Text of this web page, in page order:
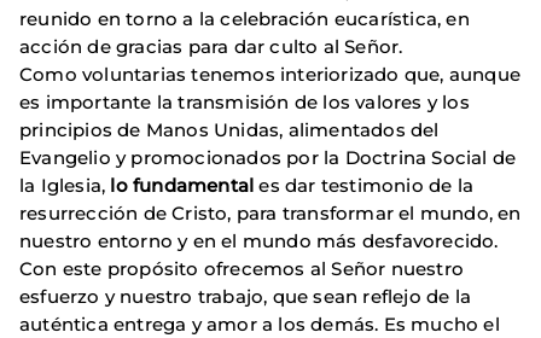
reunido en torno a la celebración eucarística, en
acción de gracias para dar culto al Señor.
Como voluntarias tenemos interiorizado que, aunque
es importante la transmisión de los valores y los
principios de Manos Unidas, alimentados del
Evangelio y promocionados por la Doctrina Social de
la Iglesia, lo fundamental es dar testimonio de la
resurrección de Cristo, para transformar el mundo, en
nuestro entorno y en el mundo más desfavorecido.
Con este propósito ofrecemos al Señor nuestro
esfuerzo y nuestro trabajo, que sean reflejo de la
auténtica entrega y amor a los demás. Es mucho el